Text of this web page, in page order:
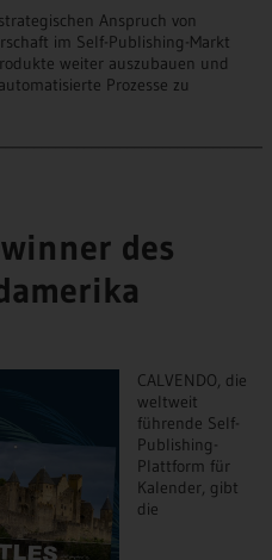
Anspruch von
im Self-Publishing-Markt
weiter auszubauen und
Prozesse zu
des
CALVENDO, die
weltweit
führende Self-
Publishing-
Plattform für
Kalender, gibt
die